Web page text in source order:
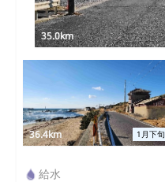
35.0km
1月下旬
36.4km
給水